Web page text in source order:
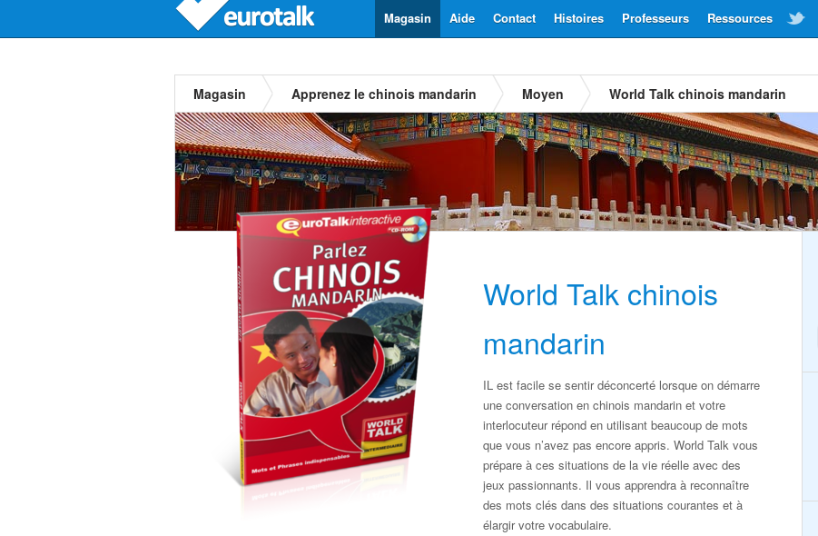
Ressources
Professeurs
Histoires
Contact
Aide
Magasin
Magasin Apprenez le chinois mandarin Moyen World Talk chinois mandarin
World Talk chinois
mandarin
IL est facile se sentir déconcerté lorsque on démarre
une conversation en chinois mandarin et votre
interlocuteur répond en utilisant beaucoup de mots
que vous n’avez pas encore appris. World Talk vous
prépare à ces situations de la vie réelle avec des
jeux passionnants. Il vous apprendra à reconnaître
des mots clés dans des situations courantes et à
élargir votre vocabulaire.